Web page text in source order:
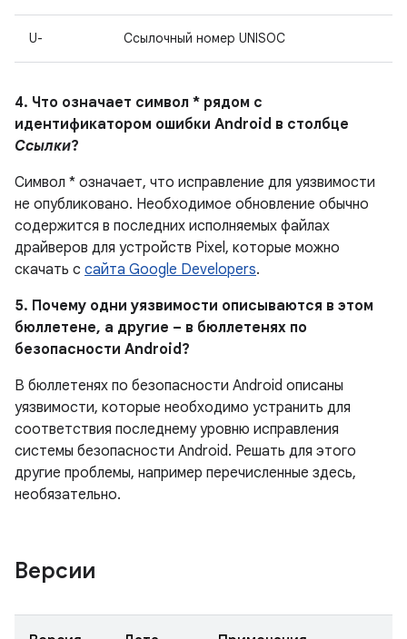
U- Ссылочный номер UNISOC
4. Что означает символ * рядом с
идентификатором ошибки Android в столбце
Ссылки?
Символ * означает, что исправление для уязвимости
не опубликовано. Необходимое обновление обычно
содержится в последних исполняемых файлах
драйверов для устройств Pixel, которые можно
скачать с сайта Google Developers.
5. Почему одни уязвимости описываются в этом
бюллетене, а другие – в бюллетенях по
безопасности Android?
В бюллетенях по безопасности Android описаны
уязвимости, которые необходимо устранить для
соответствия последнему уровню исправления
системы безопасности Android. Решать для этого
другие проблемы, например перечисленные здесь,
необязательно.
Версии